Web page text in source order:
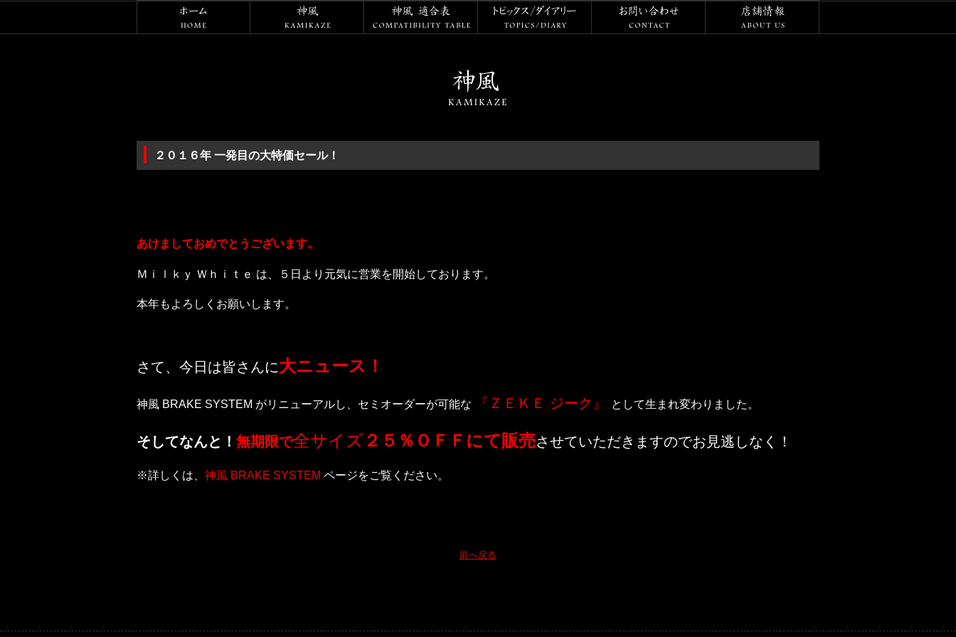
神風 適合表 トピックス/ダイアリー お問い合わせ
２０１６年 一発目の大特価セール！
あけましておめでとうございます。
Ｍｉｌｋｙ Ｗｈｉｔｅ は、５日より元気に営業を開始しております。
本年もよろしくお願いします。
さて、今日は皆さんに大ニュース！
神風 BRAKE SYSTEM がリニューアルし、セミオーダーが可能な 『ＺＥＫＥ ジーク』 として生まれ変わりました。
そしてなんと！ 無期限で全サイズ ２５％ＯＦＦにて販売させていただきますのでお見逃しなく！
※詳しくは、 神風 BRAKE SYSTEM ページをご覧ください。
前へ戻る